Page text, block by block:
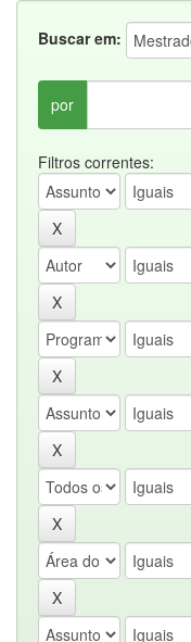
Buscar em:
por
Filtros correntes: